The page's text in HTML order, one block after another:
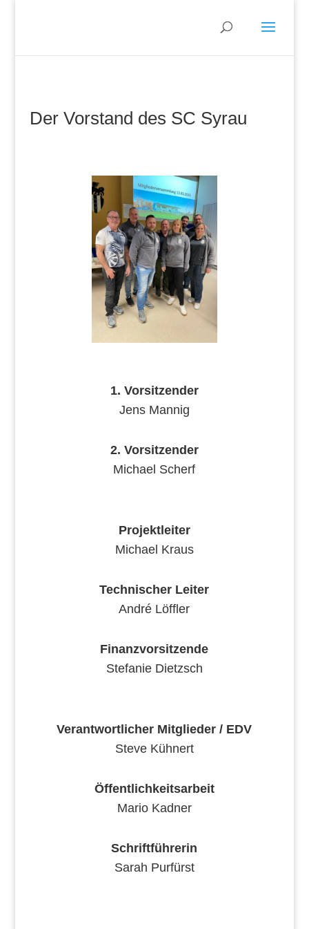
Der Vorstand des SC Syrau
1. Vorsitzender
Jens Mannig
2. Vorsitzender
Michael Scherf
Projektleiter
Michael Kraus
Technischer Leiter
André Löffler
Finanzvorsitzende
Stefanie Dietzsch
Verantwortlicher Mitglieder / EDV
Steve Kühnert
Öffentlichkeitsarbeit
Mario Kadner
Schriftführerin
Sarah Purfürst